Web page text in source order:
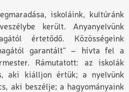
iskoláink, kultúránk
került. Anyanyelvünk
értetődő. Közösségeink
garantált” – hívta fel a
Rámutatott: az iskolák
aki kiálljon értük; a nyelvünk
aki beszélje; a hagyományaink